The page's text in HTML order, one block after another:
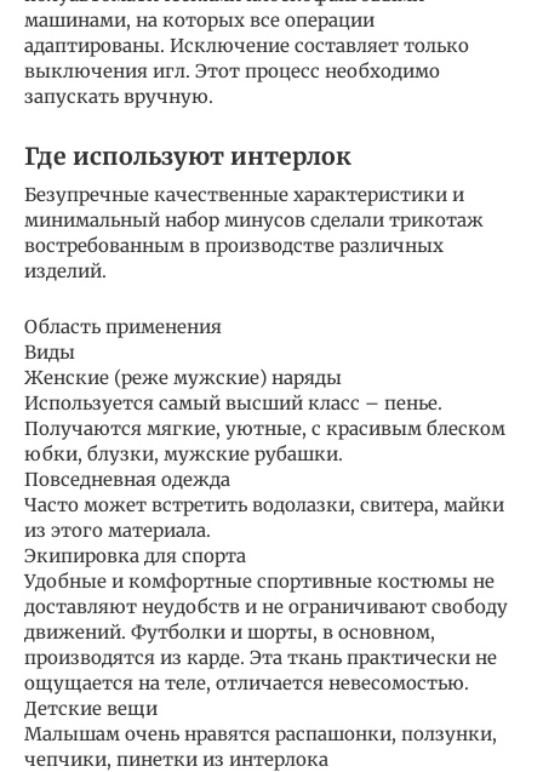
машинами, на которых все операции
адаптированы. Исключение составляет только
выключения игл. Этот процесс необходимо
запускать вручную.
Где используют интерлок
Безупречные качественные характеристики и
минимальный набор минусов сделали трикотаж
востребованным в производстве различных
изделий.
Область применения
Виды
Женские (реже мужские) наряды
Используется самый высший класс – пенье.
Получаются мягкие, уютные, с красивым блеском
юбки, блузки, мужские рубашки.
Повседневная одежда
Часто может встретить водолазки, свитера, майки
из этого материала.
Экипировка для спорта
Удобные и комфортные спортивные костюмы не
доставляют неудобств и не ограничивают свободу
движений. Футболки и шорты, в основном,
производятся из карде. Эта ткань практически не
ощущается на теле, отличается невесомостью.
Детские вещи
Малышам очень нравятся распашонки, ползунки,
чепчики, пинетки из интерлока